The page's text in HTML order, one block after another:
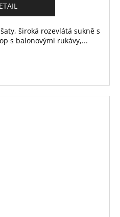
široká rozevlátá sukně s
s balonovými rukávy,...